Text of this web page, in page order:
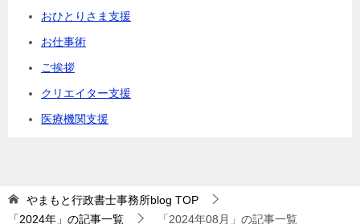
おひとりさま支援
お仕事術
ご挨拶
クリエイター支援
医療機関支援
やまもと行政書士事務所blog TOP
「2024年」の記事一覧
「2024年08月」の記事一覧